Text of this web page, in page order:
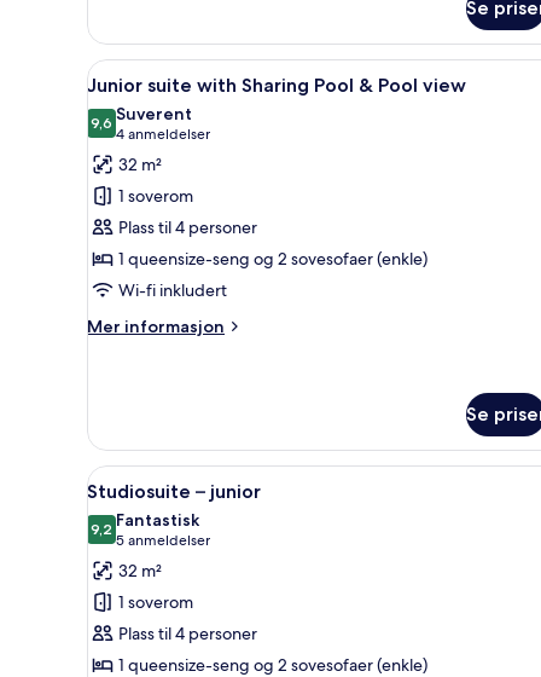
Se
Åpne
alle
bildene
av
Junior
suite
with
Sharing
Pool
&
Sengetøy av topp kvalitet,
3
Junior suite with Sharing Pool & Pool view
9,69,6 av 10
Suverent
4 anmeldelser
(4
anmeldelser)
32 m²
1 soverom
Plass til 4 personer
1 queensize-seng og 2 sovesofaer (enkle)
Wi-fi inkludert
Mer informasjon
Mer
with
Sharing
Pool
&
Pool
view
Se
Åpne
alle
bildene
av
Studiosuite
–
junior
Sengetøy av topp kvalitet,
2
Studiosuite – junior
9,29,2 av 10
Fantastisk
5 anmeldelser
(5
anmeldelser)
32 m²
1 soverom
Plass til 4 personer
1 queensize-seng og 2 sovesofaer (enkle)